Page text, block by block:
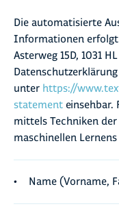
Die automatisierte
Informationen erfolgt
Asterweg 15D, 1031
unter https://
statement einsehbar.
mittels Techniken
maschinellen
Name (Vorname,